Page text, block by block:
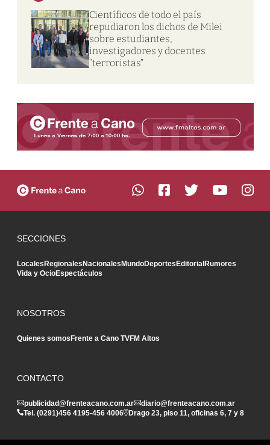
Científicos de todo el país
repudiaron los dichos de Milei
sobre estudiantes,
investigadores y docentes
“terroristas”
SECCIONES
LocalesRegionalesNacionalesMundoDeportesEditorialRumores
Vida y OcioEspectáculos
NOSOTROS
Quienes somosFrente a Cano TVFM Altos
CONTACTO
publicidad@frenteacano.com.ar
diario@frenteacano.com.ar
Tel. (0291)456 4195-456 4006 Drago 23, piso 11, oficinas 6, 7 y 8